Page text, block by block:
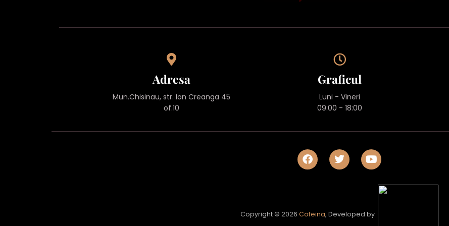
Adresa
Mun.Chisinau, str. Ion Creanga 45
of.10
Graficul
Luni - Vineri
09:00 - 18:00
Copyright © 2026 Cofeina, Developed by